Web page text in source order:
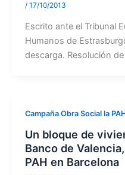
/ 17/10/2013
Escrito ante el Tribunal
Humanos de
descarga. Resolución
Campaña Obra Social la
Un bloque de
Banco de
PAH en Barcelona